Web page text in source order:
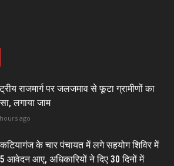
राजमार्ग पर जलजमाव से फूटा ग्रामीणों का
लगाया जाम
ago
के चार पंचायत में लगे सहयोग शिविर में
आवेदन आए, अधिकारियों ने दिए 30 दिनों में